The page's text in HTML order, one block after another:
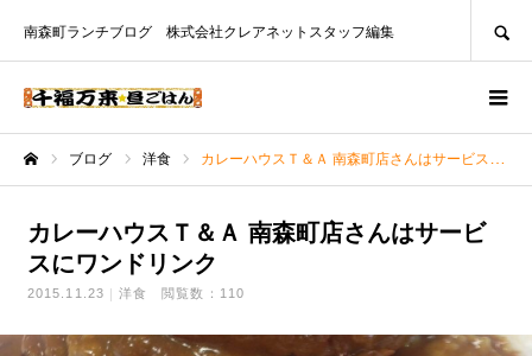
南森町ランチブログ 株式会社クレアネットスタッフ編集
ブログ 洋食 カレーハウスＴ＆Ａ 南森町店さんはサービスにワンドリンク
カレーハウスＴ＆Ａ 南森町店さんはサービ
スにワンドリンク
2015.11.23 洋食 閲覧数：110